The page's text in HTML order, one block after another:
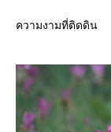
ความงามที่ติดดิน